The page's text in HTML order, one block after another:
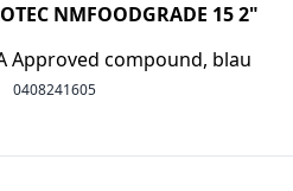
NMFOODGRADE 15 2"
Approved compound, blau
0408241605